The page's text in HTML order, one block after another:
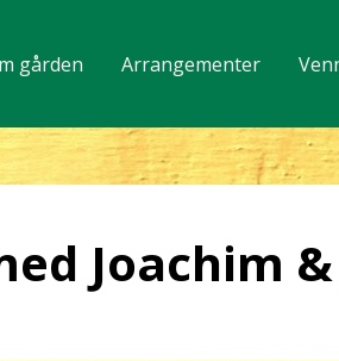
gården Arrangementer
Joachim